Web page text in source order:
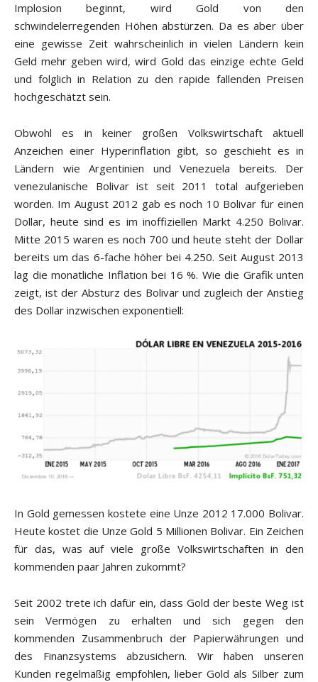
Implosion beginnt, wird Gold von den
schwindelerregenden Höhen abstürzen. Da es aber über
eine gewisse Zeit wahrscheinlich in vielen Ländern kein
Geld mehr geben wird, wird Gold das einzige echte Geld
und folglich in Relation zu den rapide fallenden Preisen
hochgeschätzt sein.
Obwohl es in keiner großen Volkswirtschaft aktuell
Anzeichen einer Hyperinflation gibt, so geschieht es in
Ländern wie Argentinien und Venezuela bereits. Der
venezulanische Bolivar ist seit 2011 total aufgerieben
worden. Im August 2012 gab es noch 10 Bolivar für einen
Dollar, heute sind es im inoffiziellen Markt 4.250 Bolivar.
Mitte 2015 waren es noch 700 und heute steht der Dollar
bereits um das 6-fache höher bei 4.250. Seit August 2013
lag die monatliche Inflation bei 16 %. Wie die Grafik unten
zeigt, ist der Absturz des Bolivar und zugleich der Anstieg
des Dollar inzwischen exponentiell:
In Gold gemessen kostete eine Unze 2012 17.000 Bolivar.
Heute kostet die Unze Gold 5 Millionen Bolivar. Ein Zeichen
für das, was auf viele große Volkswirtschaften in den
kommenden paar Jahren zukommt?
Seit 2002 trete ich dafür ein, dass Gold der beste Weg ist
sein Vermögen zu erhalten und sich gegen den
kommenden Zusammenbruch der Papierwährungen und
des Finanzsystems abzusichern. Wir haben unseren
Kunden regelmäßig empfohlen, lieber Gold als Silber zum